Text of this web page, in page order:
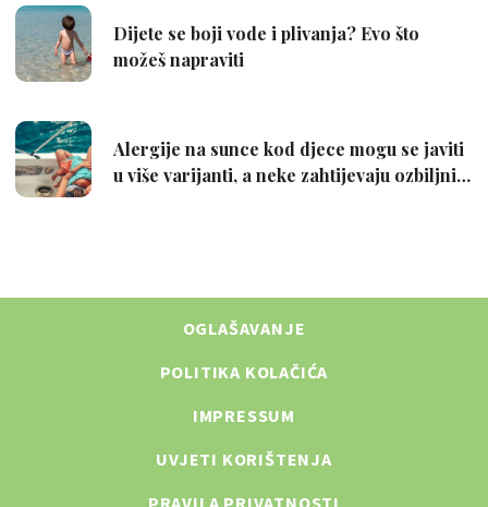
OGLAŠAVANJE
POLITIKA KOLAČIĆA
IMPRESSUM
UVJETI KORIŠTENJA